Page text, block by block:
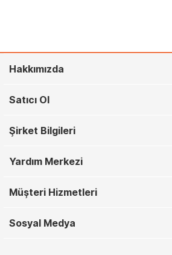
Hakkımızda
Satıcı Ol
Şirket Bilgileri
Yardım Merkezi
Müşteri Hizmetleri
Sosyal Medya